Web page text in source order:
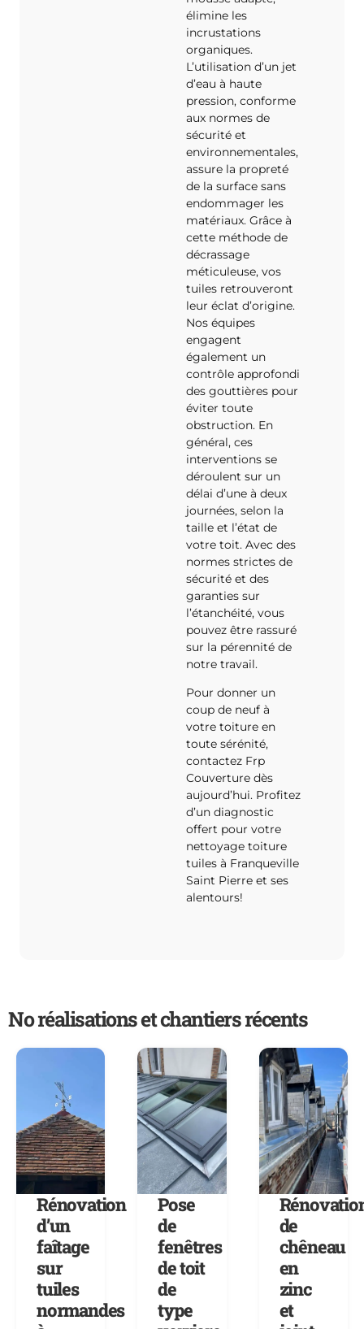
élimine les
incrustations
organiques.
L’utilisation d’un jet
d’eau à haute
pression, conforme
aux normes de
sécurité et
environnementales,
assure la propreté
de la surface sans
endommager les
matériaux. Grâce à
cette méthode de
décrassage
méticuleuse, vos
tuiles retrouveront
leur éclat d’origine.
Nos équipes
engagent
également un
contrôle approfondi
des gouttières pour
éviter toute
obstruction. En
général, ces
interventions se
déroulent sur un
délai d’une à deux
journées, selon la
taille et l’état de
votre toit. Avec des
normes strictes de
sécurité et des
garanties sur
l’étanchéité, vous
pouvez être rassuré
sur la pérennité de
notre travail.
Pour donner un
coup de neuf à
votre toiture en
toute sérénité,
contactez Frp
Couverture dès
aujourd’hui. Profitez
d’un diagnostic
offert pour votre
nettoyage toiture
tuiles à Franqueville
Saint Pierre et ses
alentours!
No réalisations et chantiers récents
Rénovation
d’un
faîtage
sur
tuiles
normandes
Pose
de
fenêtres
de toit
de
type
de
chêneau
en
zinc
et